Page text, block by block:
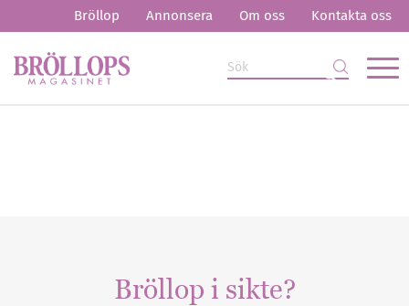
Bröllop Annonsera Om oss Kontakta oss
Bröllop i sikte?